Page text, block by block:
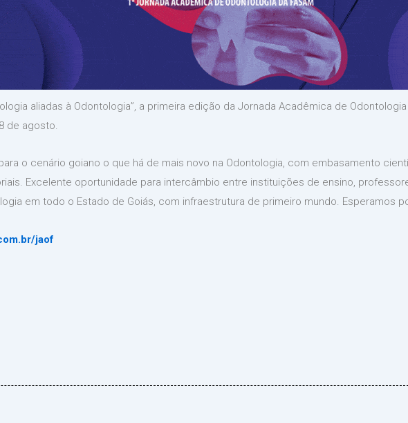
aliadas à Odontologia”, a primeira edição da Jornada Acadêmica de Odontologia
de agosto.
o cenário goiano o que há de mais novo na Odontologia, com embasamento
Excelente oportunidade para intercâmbio entre instituições de ensino,
em todo o Estado de Goiás, com infraestrutura de primeiro mundo. Esperamos
jaof